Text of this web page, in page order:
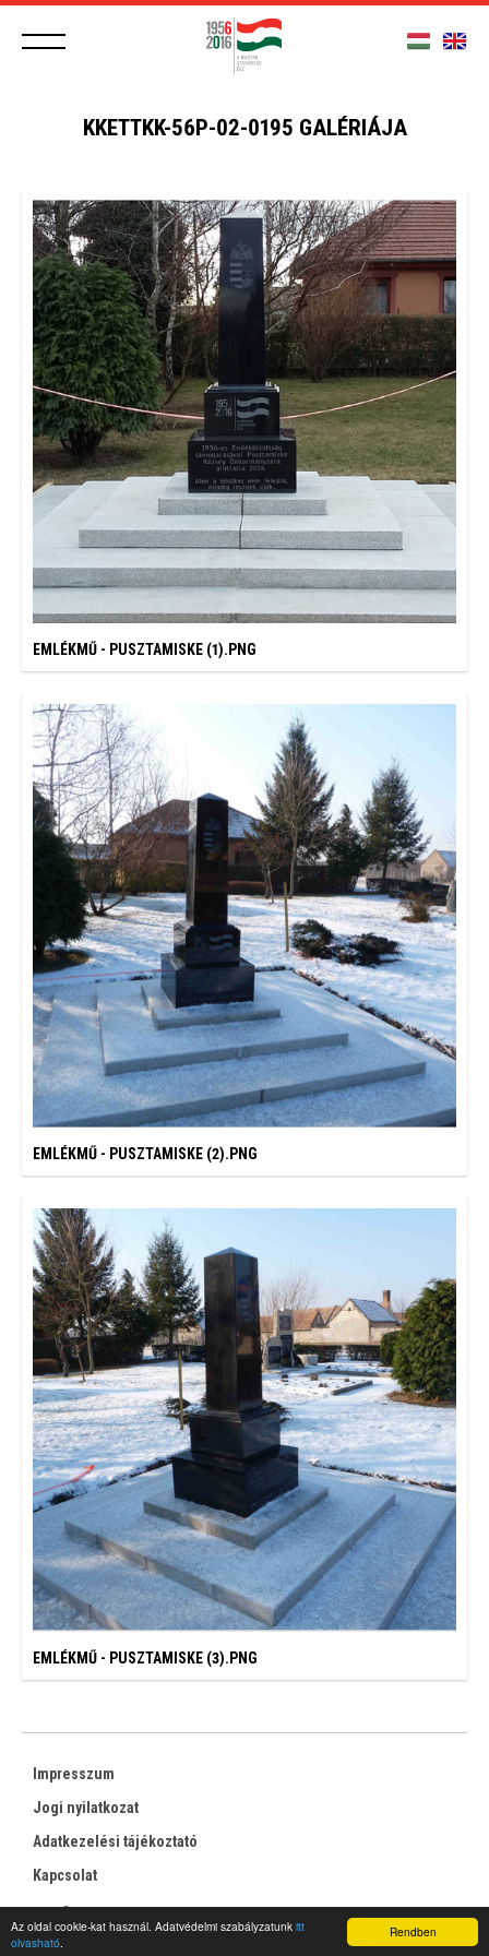
Rendben
Az oldal cookie-kat használ. Adatvédelmi szabályzatunk itt
olvasható.
KKETTKK-56P-02-0195 GALÉRIÁJA
EMLÉKMŰ - PUSZTAMISKE (1).PNG
EMLÉKMŰ - PUSZTAMISKE (2).PNG
EMLÉKMŰ - PUSZTAMISKE (3).PNG
Impresszum
Jogi nyilatkozat
Adatkezelési tájékoztató
Kapcsolat